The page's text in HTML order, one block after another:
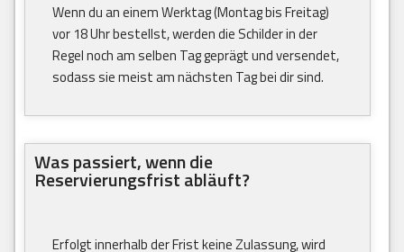
Wenn du an einem Werktag (Montag bis Freitag)
vor 18 Uhr bestellst, werden die Schilder in der
Regel noch am selben Tag geprägt und versendet,
sodass sie meist am nächsten Tag bei dir sind.
Was passiert, wenn die
Reservierungsfrist abläuft?
Erfolgt innerhalb der Frist keine Zulassung, wird